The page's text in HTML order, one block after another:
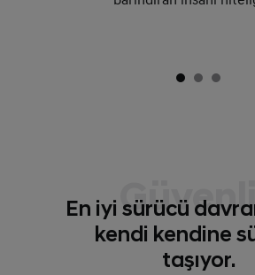
En iyi sürücü
kendi kendine
taşıyor.